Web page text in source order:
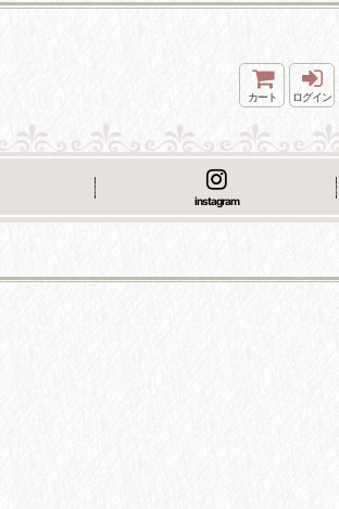
カート ログイン
instagram